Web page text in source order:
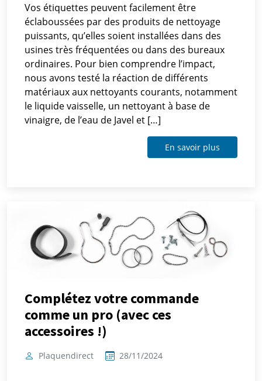
Vos étiquettes peuvent facilement être
éclaboussées par des produits de nettoyage
puissants, qu’elles soient installées dans des
usines très fréquentées ou dans des bureaux
ordinaires. Pour bien comprendre l’impact,
nous avons testé la réaction de différents
matériaux aux nettoyants courants, notamment
le liquide vaisselle, un nettoyant à base de
vinaigre, de l’eau de Javel et […]
En savoir plus
Complétez votre commande
comme un pro (avec ces
accessoires !)
Plaquendirect 28/11/2024